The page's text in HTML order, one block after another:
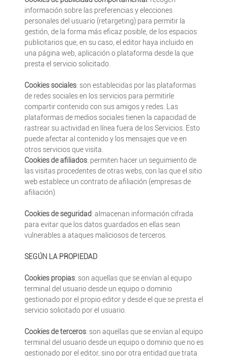
información sobre las preferencias y elecciones
personales del usuario (retargeting) para permitir la
gestión, de la forma más eficaz posible, de los espacios
publicitarios que, en su caso, el editor haya incluido en
una página web, aplicación o plataforma desde la que
presta el servicio solicitado.
Cookies sociales: son establecidas por las plataformas
de redes sociales en los servicios para permitirle
compartir contenido con sus amigos y redes. Las
plataformas de medios sociales tienen la capacidad de
rastrear su actividad en línea fuera de los Servicios. Esto
puede afectar al contenido y los mensajes que ve en
otros servicios que visita.
Cookies de afiliados: permiten hacer un seguimiento de
las visitas procedentes de otras webs, con las que el sitio
web establece un contrato de afiliación (empresas de
afiliación).
Cookies de seguridad: almacenan información cifrada
para evitar que los datos guardados en ellas sean
vulnerables a ataques maliciosos de terceros.
SEGÚN LA PROPIEDAD
Cookies propias: son aquellas que se envían al equipo
terminal del usuario desde un equipo o dominio
gestionado por el propio editor y desde el que se presta el
servicio solicitado por el usuario.
Cookies de terceros: son aquellas que se envían al equipo
terminal del usuario desde un equipo o dominio que no es
gestionado por el editor, sino por otra entidad que trata